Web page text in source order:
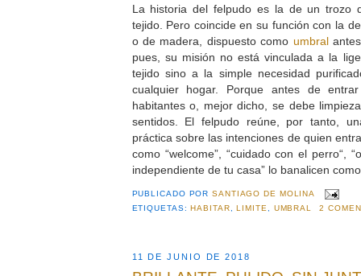
La historia del felpudo es la de un trozo
tejido. Pero coincide en su función con la
o de madera, dispuesto como umbralantes
pues, su misión no está vinculada a la
tejido sino a la simple necesidad
cualquier hogar. Porque antes de
habitantes o, mejor dicho, se debe
sentidos. El felpudo reúne, por tanto,
práctica sobre las intenciones de quien
como “welcome”, “cuidado con el perro“,
independiente de tu casa” lo banalicen
PUBLICADO PORSANTIAGO DE MOLINA
ETIQUETAS:HABITAR ,LIMITE UMBRAL 2
11 DE JUNIO DE 2018